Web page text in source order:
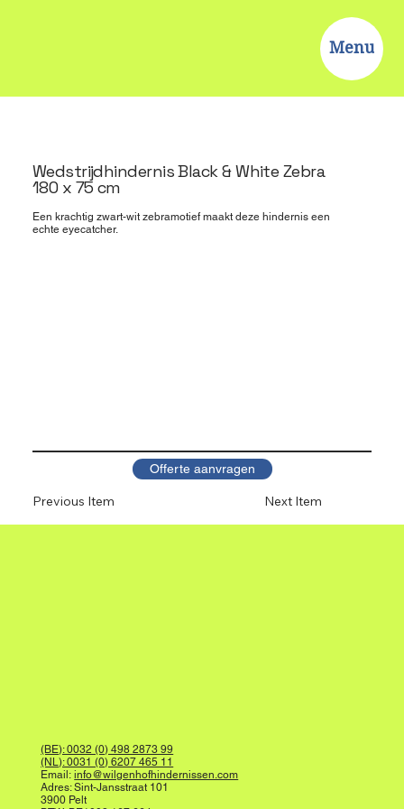
Menu
Wedstrijdhindernis Black & White Zebra
180 x 75 cm
Een krachtig zwart-wit zebramotief maakt deze hindernis een
echte eyecatcher.
Next Item
Previous Item
Offerte aanvragen
(BE): 0032 (0) 498 2873 99
(NL): 0031 (0) 6207 465 11
Email:info@wilgenhofhindernissen.com
Adres: Sint-Jansstraat 101
3900 Pelt